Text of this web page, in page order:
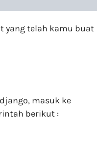
yang telah kamu buat
masuk ke
berikut :